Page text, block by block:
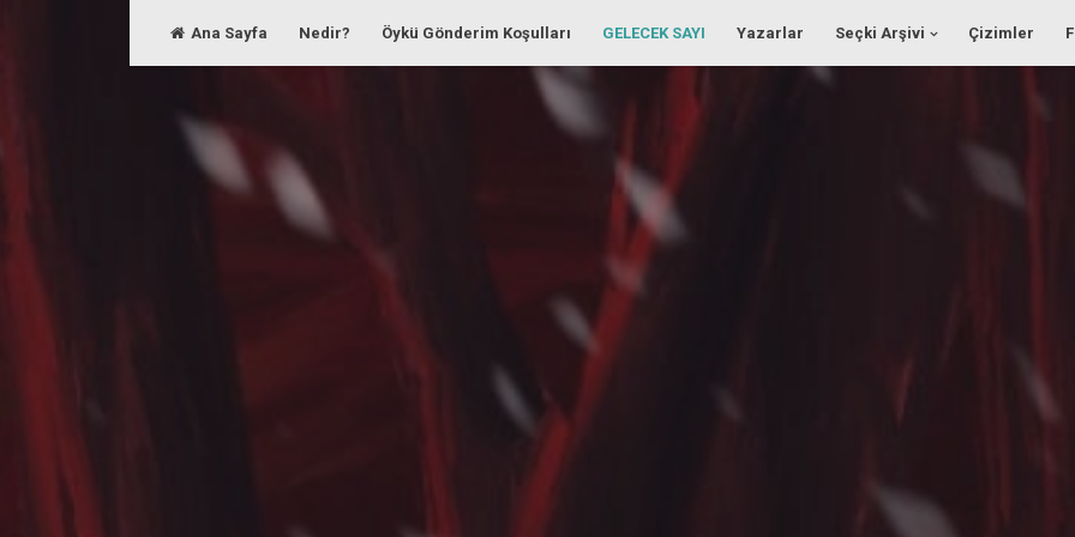
Ana Sayfa Nedir? Öykü Gönderim Koşulları GELECEK SAYI Yazarlar Seçki Arşivi Çizimler